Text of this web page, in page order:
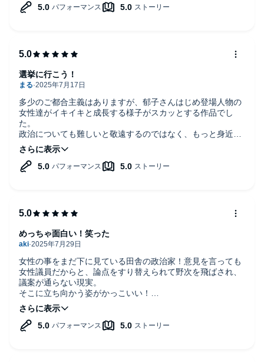
多少のご都合主義はありますが、郁子さんはじめ登場人物の
女性達がイキイキと成長する様子がスカッとする作品でし
た。
政治についても難しいと敬遠するのではなく、もっと身近な
ところに身を向けていかないといけないと気づかされまし
た。
悪役の男性陣もイイ味出していました。
選挙に行こう！
女性の事をまだ下に見ている田舎の政治家！意見を言っても
女性議員だからと、論点をすり替えられて野次を飛ばされ、
議案が通らない現実。
そこに立ち向かう姿がかっこいい！
私は子育て世代女だから余計に思うのかも！？
爽快でスカッとした！オススメ！
めっちゃ面白い！笑った